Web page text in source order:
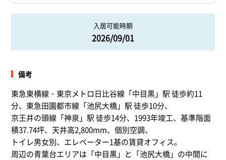
入居可能時期
2026/09/01
備考
東急東横線・東京メトロ日比谷線「中目黒」駅 徒歩約11
分、東急田園都市線「池尻大橋」駅 徒歩10分、
京王井の頭線「神泉」駅 徒歩14分、1993年竣工、基準階面
積37.74坪、天井高2,800mm、個別空調、
トイレ男女別、エレベーター1基の賃貸オフィス。
周辺の青葉台エリアは「中目黒」と「池尻大橋」の中間に